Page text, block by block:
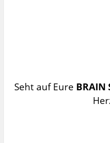
Seht auf Eure BRAIN